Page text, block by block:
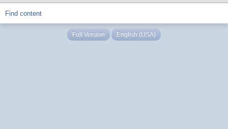
Find content
Full Version English (USA)